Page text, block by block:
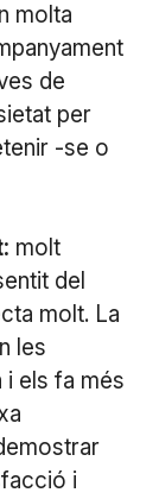
molta
de
per
-se o
molt
del
molt. La
les
i els fa més
i